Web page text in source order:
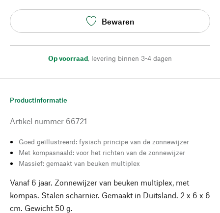
Bewaren
Op voorraad, levering binnen 3-4 dagen
Productinformatie
Artikel nummer 66721
Goed geïllustreerd: fysisch principe van de zonnewijzer
Met kompasnaald: voor het richten van de zonnewijzer
Massief: gemaakt van beuken multiplex
Vanaf 6 jaar. Zonnewijzer van beuken multiplex, met
kompas. Stalen scharnier. Gemaakt in Duitsland. 2 x 6 x 6
cm. Gewicht 50 g.